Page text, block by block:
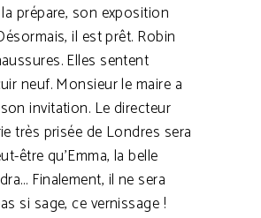
la prépare, son exposition
il est prêt. Robin
Elles sentent
neuf. Monsieur le maire a
invitation. Le directeur
très prisée de Londres sera
être qu’Emma, la belle
Finalement, il ne sera
si sage, ce vernissage !